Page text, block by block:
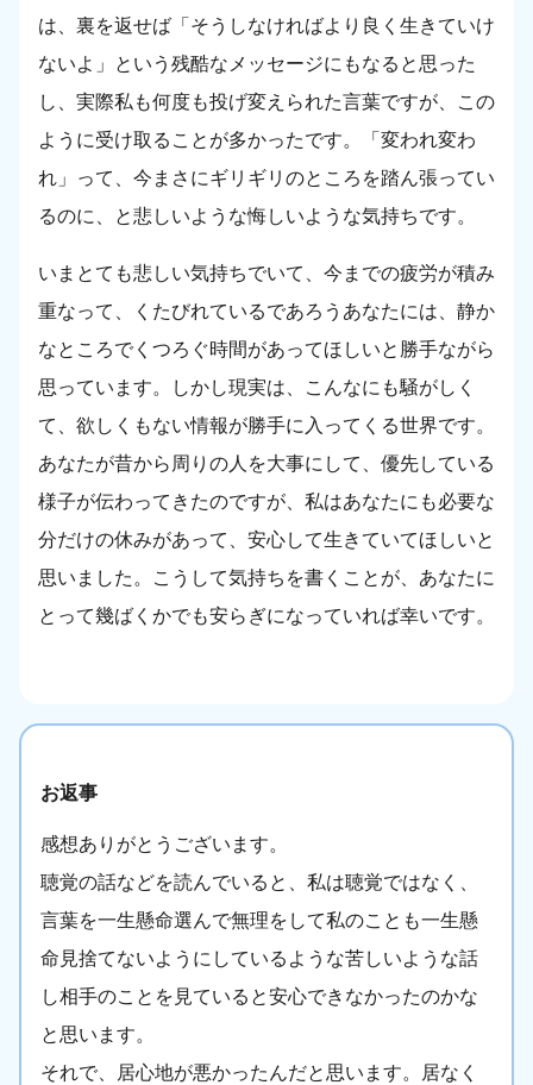
は、裏を返せば「そうしなければより良く生きていけ
ないよ」という残酷なメッセージにもなると思った
し、実際私も何度も投げ変えられた言葉ですが、この
ように受け取ることが多かったです。「変われ変わ
れ」って、今まさにギリギリのところを踏ん張ってい
るのに、と悲しいような悔しいような気持ちです。
いまとても悲しい気持ちでいて、今までの疲労が積み
重なって、くたびれているであろうあなたには、静か
なところでくつろぐ時間があってほしいと勝手ながら
思っています。しかし現実は、こんなにも騒がしく
て、欲しくもない情報が勝手に入ってくる世界です。
あなたが昔から周りの人を大事にして、優先している
様子が伝わってきたのですが、私はあなたにも必要な
分だけの休みがあって、安心して生きていてほしいと
思いました。こうして気持ちを書くことが、あなたに
とって幾ばくかでも安らぎになっていれば幸いです。
お返事
感想ありがとうございます。
聴覚の話などを読んでいると、私は聴覚ではなく、
言葉を一生懸命選んで無理をして私のことも一生懸
命見捨てないようにしているような苦しいような話
し相手のことを見ていると安心できなかったのかな
と思います。
それで、居心地が悪かったんだと思います。居なく